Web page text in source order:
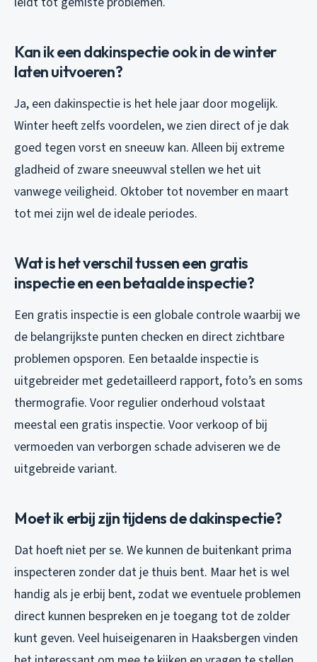
Kan ik een dakinspectie ook in de winter
laten uitvoeren?
Ja, een dakinspectie is het hele jaar door mogelijk.
Winter heeft zelfs voordelen, we zien direct of je dak
goed tegen vorst en sneeuw kan. Alleen bij extreme
gladheid of zware sneeuwval stellen we het uit
vanwege veiligheid. Oktober tot november en maart
tot mei zijn wel de ideale periodes.
Wat is het verschil tussen een gratis
inspectie en een betaalde inspectie?
Een gratis inspectie is een globale controle waarbij we
de belangrijkste punten checken en direct zichtbare
problemen opsporen. Een betaalde inspectie is
uitgebreider met gedetailleerd rapport, foto’s en soms
thermografie. Voor regulier onderhoud volstaat
meestal een gratis inspectie. Voor verkoop of bij
vermoeden van verborgen schade adviseren we de
uitgebreide variant.
Moet ik erbij zijn tijdens de dakinspectie?
Dat hoeft niet per se. We kunnen de buitenkant prima
inspecteren zonder dat je thuis bent. Maar het is wel
handig als je erbij bent, zodat we eventuele problemen
direct kunnen bespreken en je toegang tot de zolder
kunt geven. Veel huiseigenaren in Haaksbergen vinden